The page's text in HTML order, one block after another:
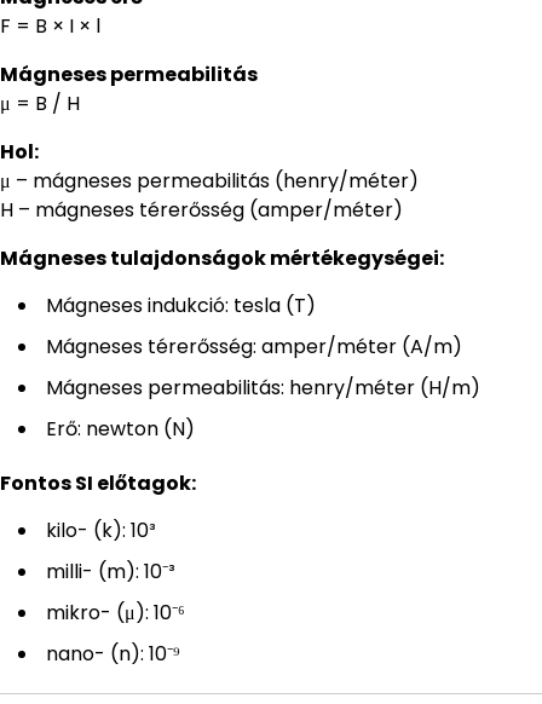
F = B × I × l
Mágneses permeabilitás
μ = B / H
Hol:
μ – mágneses permeabilitás (henry/méter)
H – mágneses térerősség (amper/méter)
Mágneses tulajdonságok mértékegységei:
Mágneses indukció: tesla (T)
Mágneses térerősség: amper/méter (A/m)
Mágneses permeabilitás: henry/méter (H/m)
Erő: newton (N)
Fontos SI előtagok:
kilo- (k): 10³
milli- (m): 10⁻³
mikro- (μ): 10⁻⁶
nano- (n): 10⁻⁹